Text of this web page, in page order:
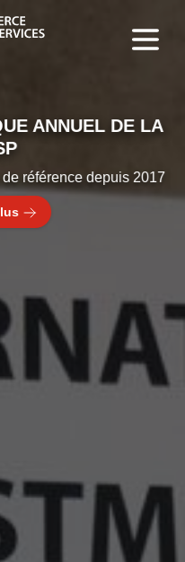
ANNUEL DE LA
référence depuis 2017